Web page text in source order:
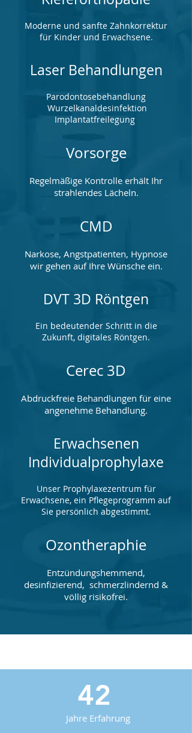
Moderne und sanfte Zahnkorrektur
für Kinder und Erwachsene.
Laser Behandlungen
Parodontosebehandlung
Wurzelkanaldesinfektion
Implantatfreilegung
Vorsorge
Regelmäßige Kontrolle erhält Ihr
strahlendes Lächeln.
CMD
Narkose, Angstpatienten, Hypnose
wir gehen auf Ihre Wünsche ein.
DVT 3D Röntgen
Ein bedeutender Schritt in die
Zukunft, digitales Röntgen.
Cerec 3D
Abdruckfreie Behandlungen für eine
angenehme Behandlung.
Erwachsenen
Individualprophylaxe
Unser Prophylaxezentrum für
Erwachsene, ein Pflegeprogramm auf
Sie persönlich abgestimmt.
Ozontheraphie
Entzündungshemmend,
desinfizierend, schmerzlindernd &
völlig risikofrei.
42
Jahre Erfahrung